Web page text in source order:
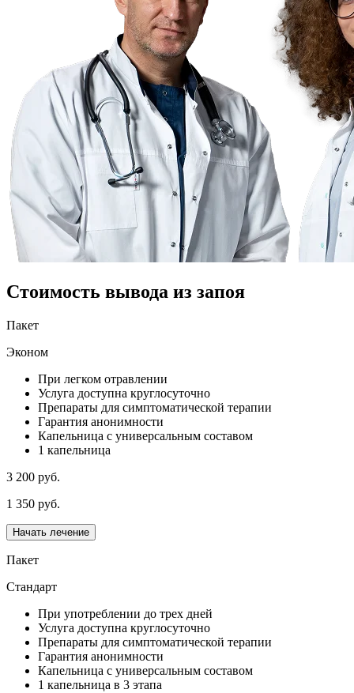
Стоимость вывода из запоя
Пакет
Эконом
При легком отравлении
Услуга доступна круглосуточно
Препараты для симптоматической терапии
Гарантия анонимности
Капельница с универсальным составом
1 капельница
3 200 руб.
1 350 руб.
Начать лечение
Пакет
Стандарт
При употреблении до трех дней
Услуга доступна круглосуточно
Препараты для симптоматической терапии
Гарантия анонимности
Капельница с универсальным составом
1 капельница в 3 этапа